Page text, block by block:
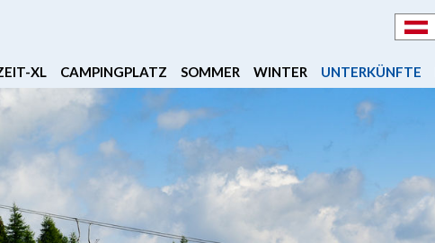
XL CAMPINGPLATZ SOMMER WINTER UNTERKÜNFTE